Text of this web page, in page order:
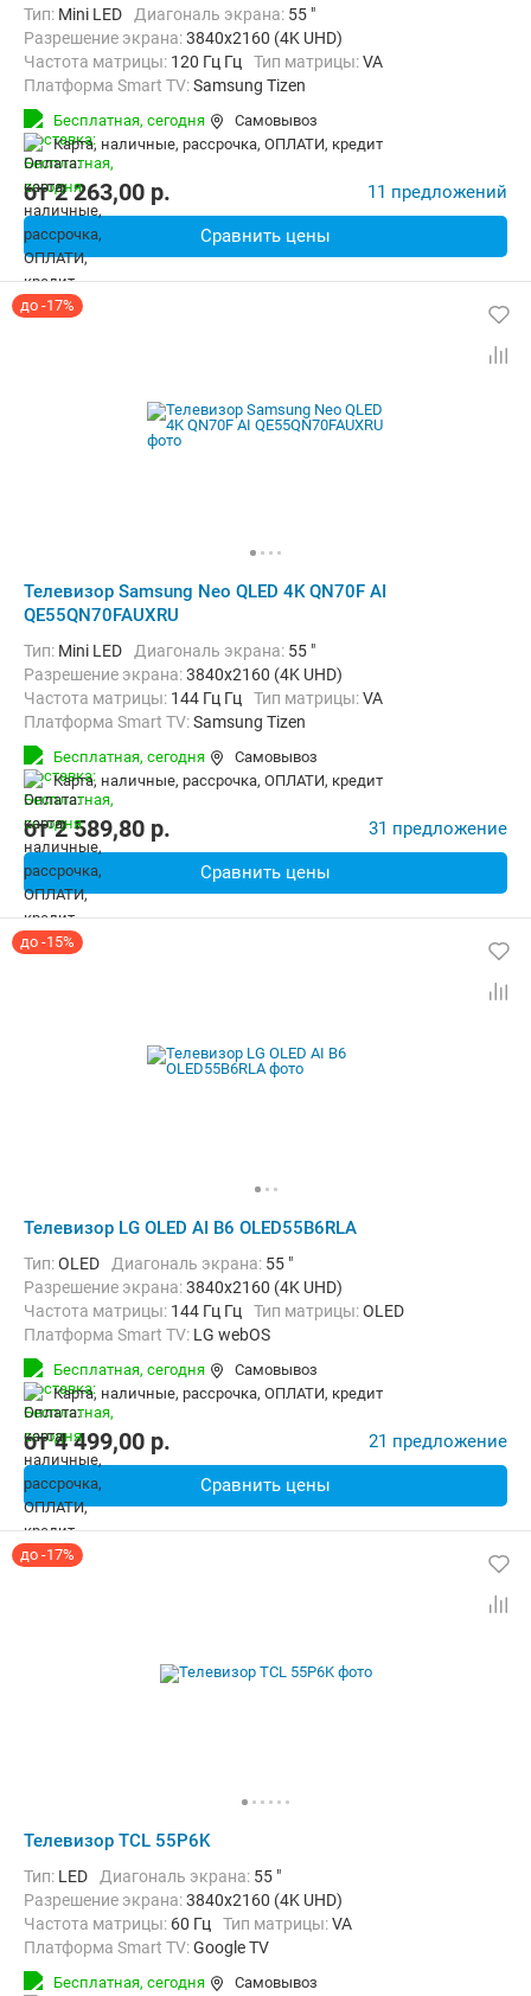
Тип: Mini LED Диагональ экрана: 55 "
Разрешение экрана:3840x2160 (4K UHD)
Частота матрицы: 120 Гц Гц Тип матрицы:VA
Платформа Smart TV:Samsung Tizen
Беспроводные интерфейсы:
Бесплатная, сегодня
Самовывоз
карта, наличные, рассрочка, ОПЛАТИ, кредит
от2 263,00 p. 11 предложений
Сравнить цены
до -17%
Телевизор Samsung Neo QLED 4K QN70F AI
QE55QN70FAUXRU
Тип: Mini LED Диагональ экрана: 55 "
Разрешение экрана:3840x2160 (4K UHD)
Частота матрицы: 144 Гц Гц Тип матрицы:VA
Платформа Smart TV:Samsung Tizen
Беспроводные интерфейсы:
Бесплатная, сегодня
Самовывоз
карта, наличные, рассрочка, ОПЛАТИ, кредит
от2 589,80 p. 31 предложение
Сравнить цены
до -15%
Телевизор LG OLED AI B6 OLED55B6RLA
Тип:OLED Диагональ экрана: 55 "
Разрешение экрана:3840x2160 (4K UHD)
Частота матрицы: 144 Гц Гц Тип матрицы:OLED
Платформа Smart TV: LG webOS
Беспроводные интерфейсы:
Бесплатная, сегодня
Самовывоз
карта, наличные, рассрочка, ОПЛАТИ, кредит
от4 499,00 p. 21 предложение
Сравнить цены
до -17%
Телевизор TCL 55P6K
Тип: LED Диагональ экрана: 55 "
Разрешение экрана:3840x2160 (4K UHD)
Частота матрицы: 60 Гц Тип матрицы:VA
Платформа Smart TV:Google TV
Беспроводные интерфейсы:
Бесплатная, сегодня
Самовывоз